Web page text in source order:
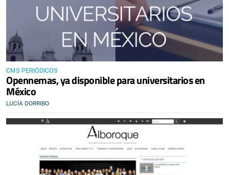
CMS PERIÓDICOS
Opennemas, ya disponible para universitarios en
México
LUCÍA DORRIBO